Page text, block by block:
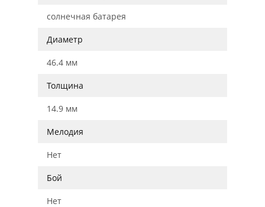
солнечная батарея
Диаметр
46.4 мм
Толщина
14.9 мм
Мелодия
Нет
Бой
Нет